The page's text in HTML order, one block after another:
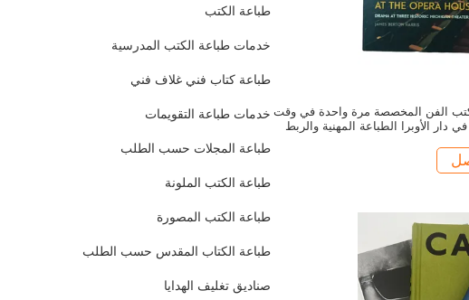
طباعة الكتب
خدمات طباعة الكتب المدرسية
طباعة كتاب فني غلاف فني
خدمات طباعة التقويمات
طباعة المجلات حسب الطلب
طباعة الكتب الملونة
طباعة الكتب المصورة
طباعة الكتاب المقدس حسب الطلب
صناديق تغليف الهدايا
الفن المخصصة مرة واحدة في وقت
دار الأوبرا الطباعة المهنية والربط